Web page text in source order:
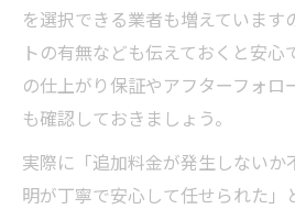
を選択できる業者も増えています
トの有無なども伝えておくと安心
の仕上がり保証やアフターフォロ
も確認しておきましょう。
実際に「追加料金が発生しない
明が丁寧で安心して任せられた」